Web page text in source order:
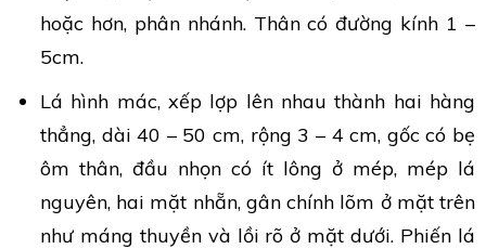
hoặc hơn, phân nhánh. Thân có đường kính 1 –
5cm.
Lá hình mác, xếp lợp lên nhau thành hai hàng
thẳng, dài 40 – 50 cm, rộng 3 – 4 cm, gốc có bẹ
ôm thân, đầu nhọn có ít lông ở mép, mép lá
nguyên, hai mặt nhẵn, gân chính lõm ở mặt trên
như máng thuyền và lồi rõ ở mặt dưới. Phiến lá